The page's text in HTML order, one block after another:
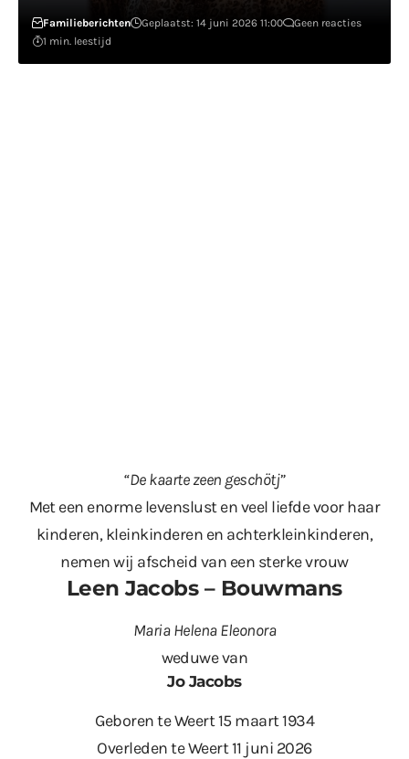
Familieberichten Geplaatst: 14 juni 2026 11:00
Geen reacties
1 min. leestijd
“De kaarte zeen geschötj”
Met een enorme levenslust en veel liefde voor haar
kinderen, kleinkinderen en achterkleinkinderen,
nemen wij afscheid van een sterke vrouw
Leen Jacobs – Bouwmans
Maria Helena Eleonora
weduwe van
Jo Jacobs
Geboren te Weert 15 maart 1934
Overleden te Weert 11 juni 2026